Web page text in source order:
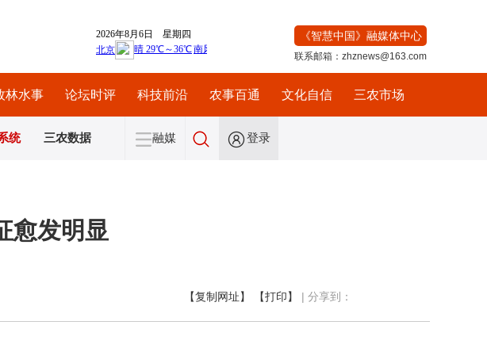
《智慧中国》融媒体中心
联系邮箱：zhznews@163.com
林水事 论坛时评 科技前沿 农事百通 文化自信 三农市场
统 三农数据 融媒 登录
愈发明显
【复制网址】 【打印】 | 分享到：